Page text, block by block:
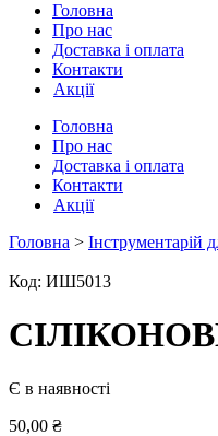
Головна
Про нас
Доставка і оплата
Контакти
Акції
Головна
Про нас
Доставка і оплата
Контакти
Акції
Головна > Інструментарій
Код: ИШ5013
Є в наявності
50,00 ₴